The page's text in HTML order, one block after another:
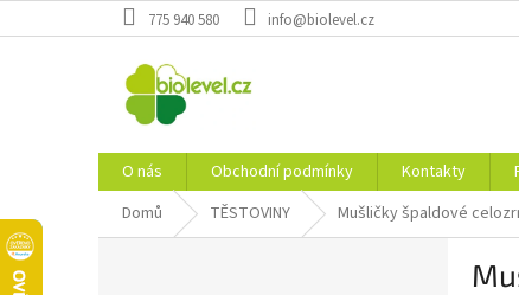
na
775 940 580 info@biolevel.cz
O nás Obchodní podmínky Kontakty
Domů
TĚSTOVINY Mušličky špaldové